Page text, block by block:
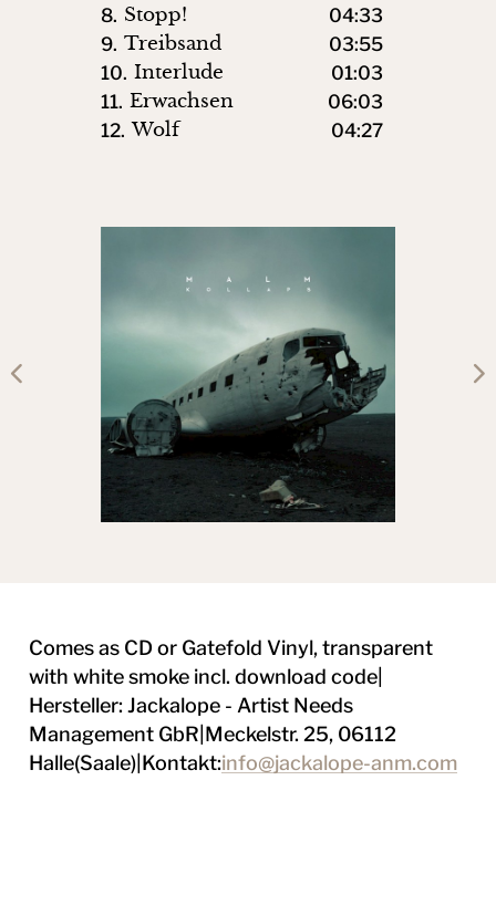
8. Stopp!
04:33
9. Treibsand
03:55
10. Interlude
01:03
11. Erwachsen
06:03
12. Wolf 04:27
Comes as CD or Gatefold Vinyl, transparent
with white smoke incl. download code|
Hersteller: Jackalope - Artist Needs
Management GbR|Meckelstr. 25, 06112
Halle(Saale)|Kontakt:info@jackalope-anm.com
previous
item